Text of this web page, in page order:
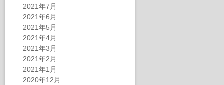
2021年7月
2021年6月
2021年5月
2021年4月
2021年3月
2021年2月
2021年1月
2020年12月